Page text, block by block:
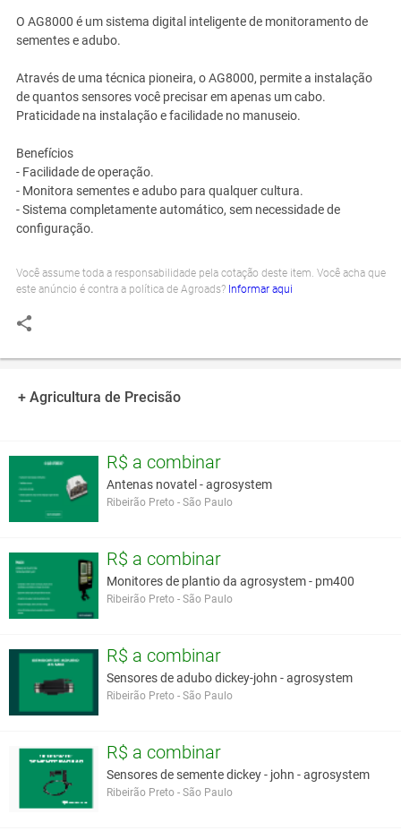
O AG8000 é um sistema digital inteligente de monitoramento de
sementes e adubo.
Através de uma técnica pioneira, o AG8000, permite a instalação
de quantos sensores você precisar em apenas um cabo.
Praticidade na instalação e facilidade no manuseio.
Benefícios
- Facilidade de operação.
- Monitora sementes e adubo para qualquer cultura.
- Sistema completamente automático, sem necessidade de
configuração.
Você assume toda a responsabilidade pela cotação deste item. Você acha que
este anúncio é contra a política de Agroads? Informar aqui
+ Agricultura de Precisão
R$ a combinar
Antenas novatel - agrosystem
Ribeirão Preto - São Paulo
R$ a combinar
Monitores de plantio da agrosystem - pm400
Ribeirão Preto - São Paulo
R$ a combinar
Sensores de adubo dickey-john - agrosystem
Ribeirão Preto - São Paulo
R$ a combinar
Sensores de semente dickey - john - agrosystem
Ribeirão Preto - São Paulo